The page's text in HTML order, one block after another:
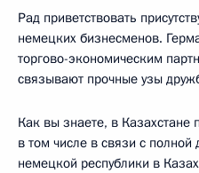
Рад приветствовать
немецких бизнесменов.
торгово-экономическим
связывают прочные узы
Как вы знаете, в Казахстане
в том числе в связи с
немецкой республики в